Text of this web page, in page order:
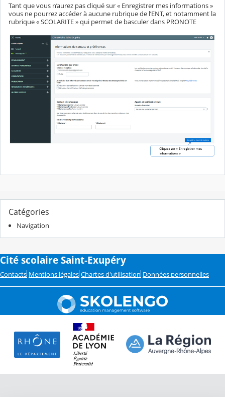
Tant que vous n’aurez pas cliqué sur « Enregistrer mes informations »
vous ne pourrez accéder à aucune rubrique de l’ENT, et notamment la
rubrique « SCOLARITE » qui permet de basculer dans PRONOTE
Catégories
Navigation
Cité scolaire Saint-Exupéry
Contacts Mentions légales Chartes d'utilisation Données personnelles